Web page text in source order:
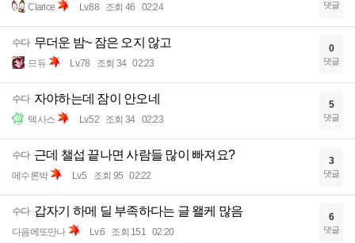
Clarice Lv.88 조회 46 02:24 댓글
수다 무더운 밤~ 잠은 오지 않고
므듀 Lv.78 조회 34 02:23
0
댓글
수다 자야하는데 잠이 안오네
텍사스 Lv.52 조회 34 02:23
5
댓글
수다 근데 챌섭 끝나면 사람들 많이 빠져요?
메수론박 Lv.5 조회 95 02:22
3
댓글
수다 갑자기 하메 딜 부족하다는 글 왤케 많음
다음에또만나 Lv.6 조회 151 02:20
6
댓글